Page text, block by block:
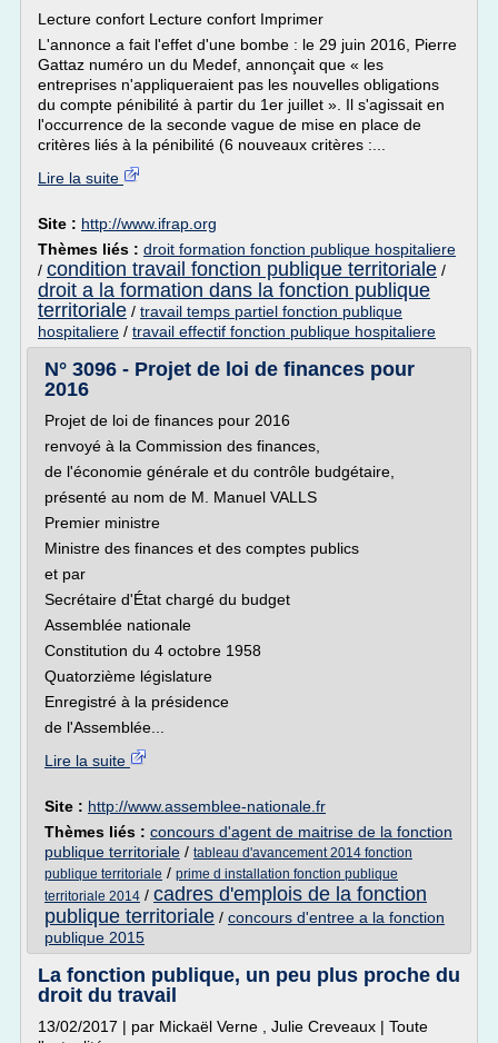
Lecture confort Lecture confort Imprimer
L'annonce a fait l'effet d'une bombe : le 29 juin 2016, Pierre
Gattaz numéro un du Medef, annonçait que « les
entreprises n'appliqueraient pas les nouvelles obligations
du compte pénibilité à partir du 1er juillet ». Il s'agissait en
l'occurrence de la seconde vague de mise en place de
critères liés à la pénibilité (6 nouveaux critères :...
Lire la suite
Site : http://www.ifrap.org
Thèmes liés : droit formation fonction publique hospitaliere
/ condition travail fonction publique territoriale /
droit a la formation dans la fonction publique
territoriale / travail temps partiel fonction publique
hospitaliere / travail effectif fonction publique hospitaliere
N° 3096 - Projet de loi de finances pour
2016
Projet de loi de finances pour 2016
renvoyé à la Commission des finances,
de l'économie générale et du contrôle budgétaire,
présenté au nom de M. Manuel VALLS
Premier ministre
Ministre des finances et des comptes publics
et par
Secrétaire d'État chargé du budget
Assemblée nationale
Constitution du 4 octobre 1958
Quatorzième législature
Enregistré à la présidence
de l'Assemblée...
Lire la suite
Site : http://www.assemblee-nationale.fr
Thèmes liés : concours d'agent de maitrise de la fonction
publique territoriale / tableau d'avancement 2014 fonction
publique territoriale / prime d installation fonction publique
territoriale 2014 / cadres d'emplois de la fonction
publique territoriale / concours d'entree a la fonction
publique 2015
La fonction publique, un peu plus proche du
droit du travail
13/02/2017 | par Mickaël Verne , Julie Creveaux | Toute